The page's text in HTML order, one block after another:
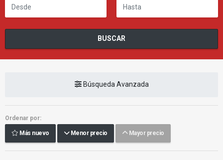
BUSCAR
Búsqueda Avanzada
Ordenar por:
Más nuevo Menor precio Mayor precio